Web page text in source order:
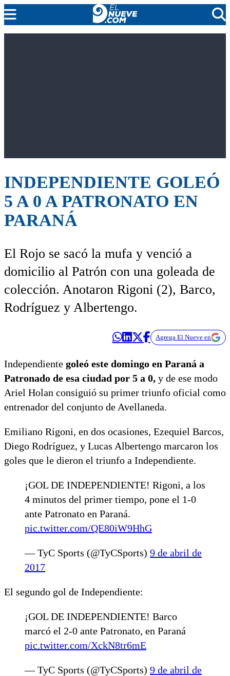
INDEPENDIENTE GOLEÓ
5 A 0 A PATRONATO EN
PARANÁ
El Rojo se sacó la mufa y venció a
domicilio al Patrón con una goleada de
colección. Anotaron Rigoni (2), Barco,
Rodríguez y Albertengo.
Agrega El Nueve en
Independiente goleó este domingo en Paraná a
Patronado de esa ciudad por 5 a 0, y de ese modo
Ariel Holan consiguió su primer triunfo oficial como
entrenador del conjunto de Avellaneda.
Emiliano Rigoni, en dos ocasiones, Ezequiel Barcos,
Diego Rodríguez, y Lucas Albertengo marcaron los
goles que le dieron el triunfo a Independiente.
¡GOL DE INDEPENDIENTE! Rigoni, a los
4 minutos del primer tiempo, pone el 1-0
ante Patronato en Paraná.
pic.twitter.com/QE80iW9HhG
— TyC Sports (@TyCSports) 9 de abril de
2017
El segundo gol de Independiente:
¡GOL DE INDEPENDIENTE! Barco
marcó el 2-0 ante Patronato, en Paraná
pic.twitter.com/XckN8tr6mE
— TyC Sports (@TyCSports) 9 de abril de